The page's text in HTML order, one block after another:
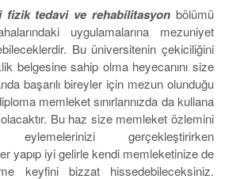
fizik tedavi ve rehabilitasyon bölümü
uygulamalarına mezuniyet
Bu üniversitenin çekiciliğini
belgesine sahip olma heyecanını size
başarılı bireyler için mezun olunduğu
memleket sınırlarınızda da kullana
Bu haz size memleket özlemini
gerçekleştirirken
yapıp iyi gelirle kendi memleketinize de
keyfini bizzat hissedebileceksiniz.